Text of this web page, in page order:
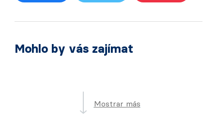
Mohlo by vás zajímat
Mostrar más